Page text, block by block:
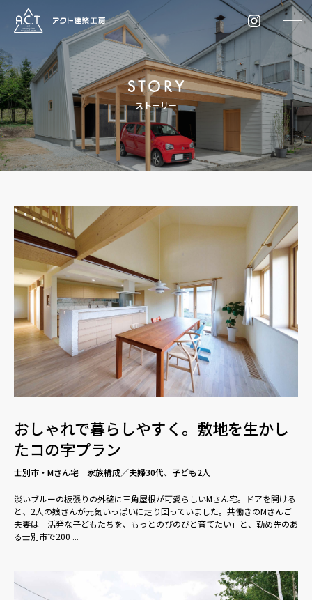
ストーリー
おしゃれで暮らしやすく。敷地を生かし
たコの字プラン
士別市・Mさん宅 家族構成／夫婦30代、子ども2人
淡いブルーの板張りの外壁に三角屋根が可愛らしいMさん宅。ドアを開ける
と、2人の娘さんが元気いっぱいに走り回っていました。共働きのMさんご
夫妻は「活発な子どもたちを、もっとのびのびと育てたい」と、勤め先のあ
る士別市で200 ...